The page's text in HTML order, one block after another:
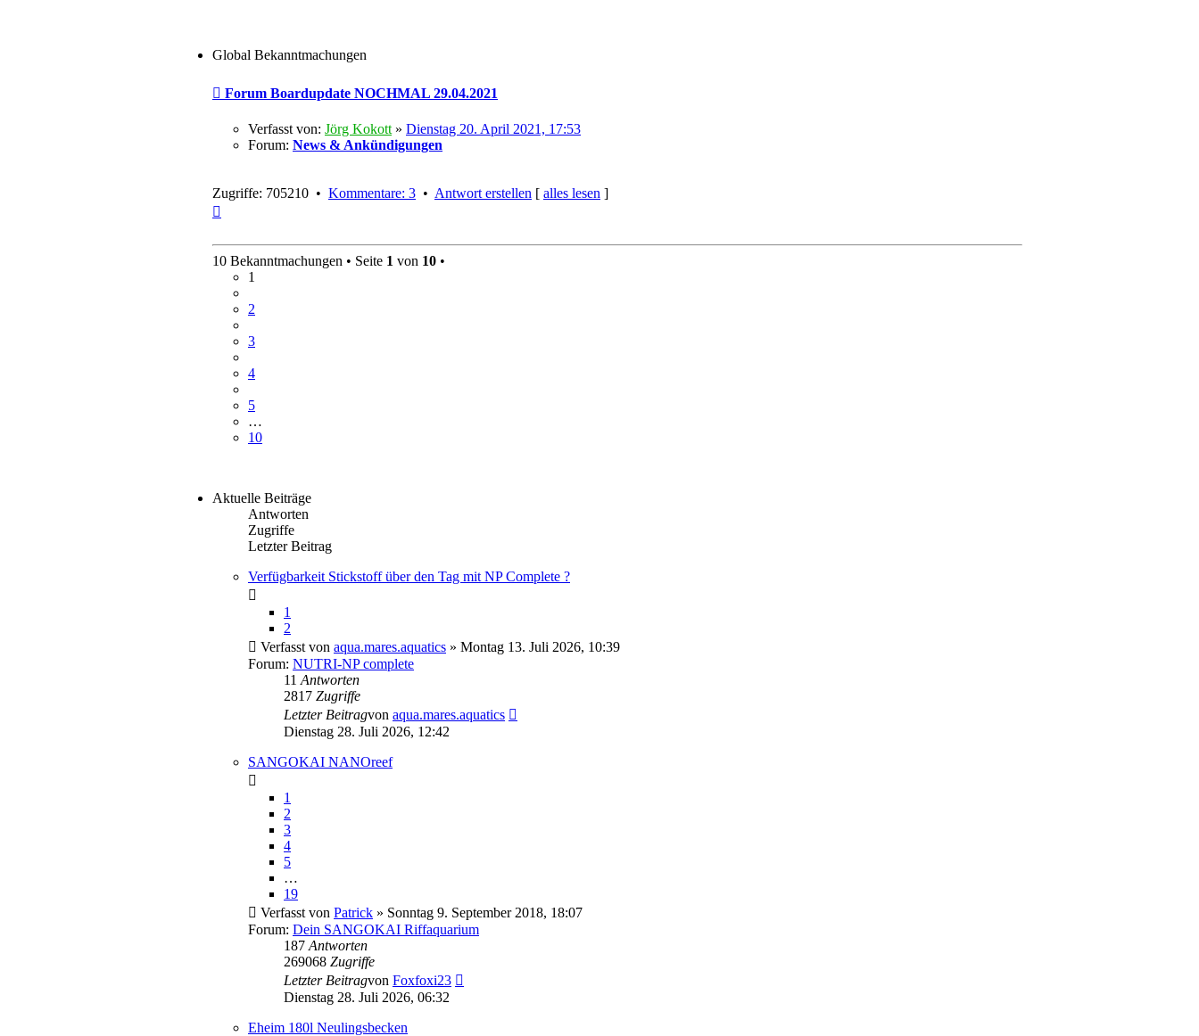
Global Bekanntmachungen
Forum Boardupdate NOCHMAL 29.04.2021
Verfasst von: Jörg Kokott » Dienstag 20. April 2021, 17:53
Forum: News & Ankündigungen
Zugriffe: 705210 • Kommentare: 3 • Antwort erstellen [ alles lesen ]
10 Bekanntmachungen • Seite 1 von 10 •
1
2
3
4
5
…
10
Aktuelle Beiträge
Antworten
Zugriffe
Letzter Beitrag
Verfügbarkeit Stickstoff über den Tag mit NP Complete ?
1
2
Verfasst von aqua.mares.aquatics » Montag 13. Juli 2026, 10:39
Forum: NUTRI-NP complete
11 Antworten
2817 Zugriffe
Letzter Beitragvon aqua.mares.aquatics
Dienstag 28. Juli 2026, 12:42
SANGOKAI NANOreef
1
2
3
4
5
…
19
Verfasst von Patrick » Sonntag 9. September 2018, 18:07
Forum: Dein SANGOKAI Riffaquarium
187 Antworten
269068 Zugriffe
Letzter Beitragvon Foxfoxi23
Dienstag 28. Juli 2026, 06:32
Eheim 180l Neulingsbecken